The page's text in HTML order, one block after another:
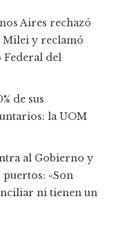
Aires rechazó
y reclamó
Federal del
de sus
la UOM
al Gobierno y
«Son
ni tienen un